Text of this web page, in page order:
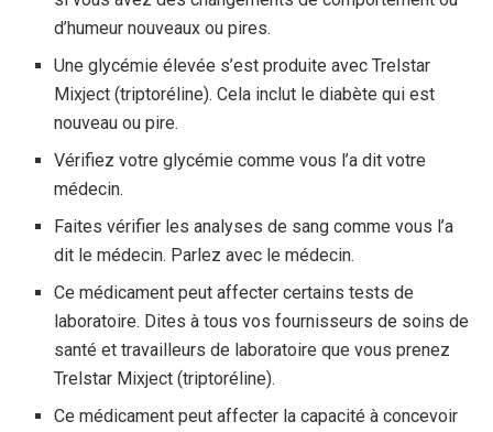
d’humeur nouveaux ou pires.
Une glycémie élevée s’est produite avec Trelstar
Mixject (triptoréline). Cela inclut le diabète qui est
nouveau ou pire.
Vérifiez votre glycémie comme vous l’a dit votre
médecin.
Faites vérifier les analyses de sang comme vous l’a
dit le médecin. Parlez avec le médecin.
Ce médicament peut affecter certains tests de
laboratoire. Dites à tous vos fournisseurs de soins de
santé et travailleurs de laboratoire que vous prenez
Trelstar Mixject (triptoréline).
Ce médicament peut affecter la capacité à concevoir